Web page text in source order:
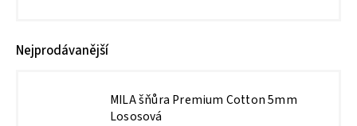
Nejprodávanější
MILA šňůra Premium Cotton 5mm
Lososová